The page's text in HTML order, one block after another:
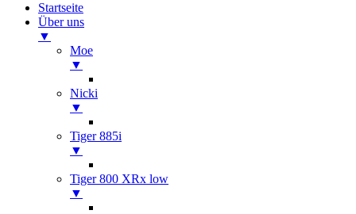
Startseite
Über uns
▼
Moe
▼
Nicki
▼
Tiger 885i
▼
Tiger 800 XRx low
▼